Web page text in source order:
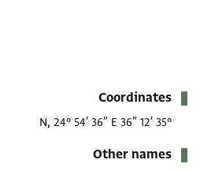
Coordinates
35° 12′ 36″ N, 24° 54′ 36″ E
Other names